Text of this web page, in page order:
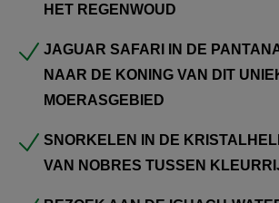
tussen kleurrijke vissen en wandelt u
waar ara’s en andere vogels leven.
deel spectaculaire panorama’s bieden.
HET REGENWOUD
JAGUAR SAFARI IN DE
NAAR DE KONING VAN DIT
MOERASGEBIED
SNORKELEN IN DE
VAN NOBRES TUSSEN